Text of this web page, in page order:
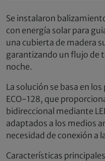
Se instalaron
con energía solar para
una cubierta de madera
garantizando un flujo de
noche.
La solución se basa en
ECO-128, que
bidireccional mediante
adaptados a los medios
necesidad de conexión a
Características